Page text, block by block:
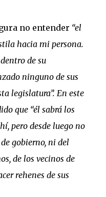
no entender “el
hacia mi persona.
de su
ninguno de sus
legislatura”. En este
que “él sabrá los
pero desde luego no
gobierno, ni del
de los vecinos de
rehenes de sus